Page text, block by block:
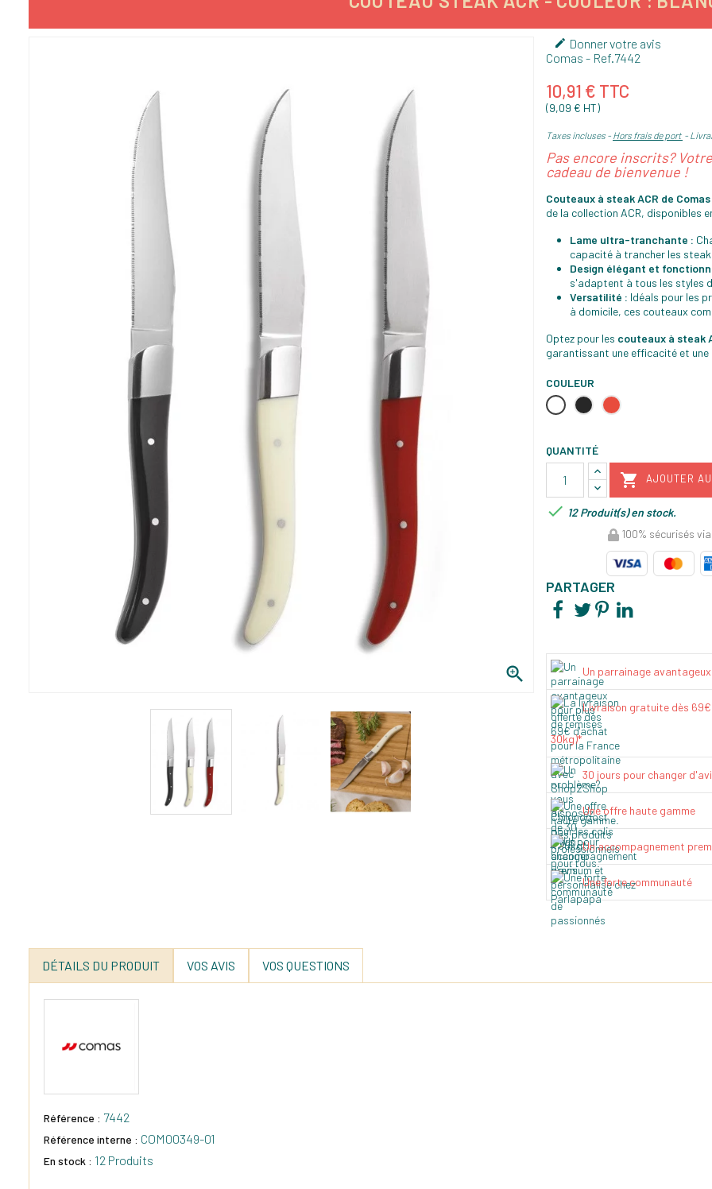

 Donner votre avis
Comas - Ref. 7442
10,91 € TTC
(9,09 € HT)
Taxes incluses Hors frais de port
Pas encore inscrits?
cadeau de bienvenue !
Couteaux à steak ACR de Comas
de la collection ACR, disponibles
Lame ultra-tranchante :
capacité à trancher les
Design élégant et
s'adaptent à tous les styles
Versatilité : Idéals pour les
à domicile, ces couteaux
Optez pour les couteaux à steak
garantissant une efficacité et
COULEUR
BlancNoir Rouge
QUANTITÉ
 AJOUTER
 12 Produit(s) en stock.
100% sécurisés
PARTAGER
Un parrainage avantageux
Livraison gratuite dès
30kg)*
30 jours pour changer
Une offre haute gamme
Un accompagnement
Une forte communauté
DÉTAILS DU PRODUIT VOS AVIS VOS QUESTIONS
Référence : 7442
Référence interne : COM00349-01
En stock : 12 Produits